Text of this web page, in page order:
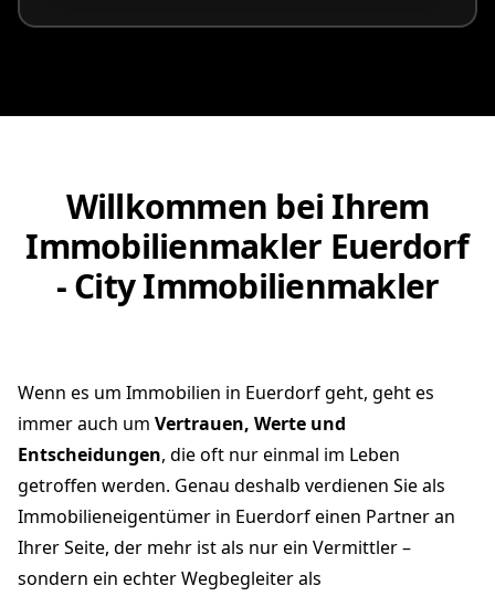
Willkommen bei Ihrem
Immobilienmakler Euerdorf
- City Immobilienmakler
Wenn es um Immobilien in Euerdorf geht, geht es
immer auch um Vertrauen, Werte und
Entscheidungen, die oft nur einmal im Leben
getroffen werden. Genau deshalb verdienen Sie als
Immobilieneigentümer in Euerdorf einen Partner an
Ihrer Seite, der mehr ist als nur ein Vermittler –
sondern ein echter Wegbegleiter als